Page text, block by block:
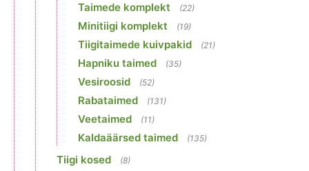
Taimede komplekt (22)
Minitiigi komplekt (19)
Tiigitaimede kuivpakid (21)
Hapniku taimed (35)
Vesiroosid (52)
Rabataimed (131)
Veetaimed (11)
Kaldaäärsed taimed (135)
Tiigi kosed (8)